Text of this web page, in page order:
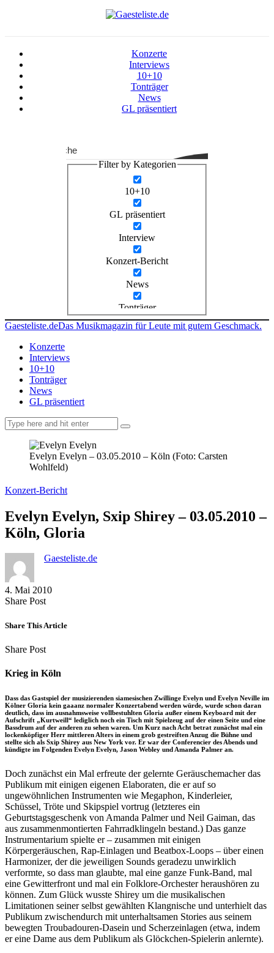
Konzerte
Interviews
10+10
Tonträger
News
GL präsentiert
Suche
Filter by Kategorien
10+10
GL präsentiert
Interview
Konzert-Bericht
News
Tonträger
Gaesteliste.deDas Musikmagazin für Leute mit gutem Geschmack.
Konzerte
Interviews
10+10
Tonträger
News
GL präsentiert
Evelyn Evelyn – 03.05.2010 – Köln (Foto: Carsten
Wohlfeld)
Konzert-Bericht
Evelyn Evelyn, Sxip Shirey – 03.05.2010 –
Köln, Gloria
Gaesteliste.de
4. Mai 2010
Share PostShare
Facebook
Copy
to
Send
via
Share This Article
Share PostShare
Facebook
Copy
to
Send
via
Krieg in Köln
Dass das Gastspiel der musizierenden siamesischen Zwillinge Evelyn und Evelyn Neville im
Kölner Gloria kein gaaanz normaler Konzertabend werden würde, wurde schon daran
deutlich, dass im ausnahmsweise vollbestuhlten Gloria außer einem Keyboard mit der
Aufschrift „Kurtweill“ lediglich noch ein Tisch mit Spielzeug auf der einen Seite und eine
Bassdrum auf der anderen zu sehen waren. Um Kurz nach Acht betrat zunächst mal ein
lockenköpfiger Herr mittleren Alters in einem grob gestreiften Anzug die Bühne und
stellte sich als Sxip Shirey aus New York vor. Er war der Conferencier des Abends und
kündigte im Folgenden Evelyn Evelyn, Jason Webley und Amanda Palmer an.
Doch zunächst ein Mal erfreute der gelernte Geräuschemacher das
Publikum mit einigen eigenen Elaboraten, die er auf so
ungewöhnlichen Instrumenten wie Megaphon, Kinderleier,
Schüssel, Tröte und Skipspiel vortrug (letzteres ein
Geburtstagsgeschenk von Amanda Palmer und Neil Gaiman, das
aus zusammenmontierten Fahrradklingeln bestand.) Das ganze
Instrumentarium spielte er – zusammen mit einigen
Körpergeräuschen, Rap-Einlagen und Beatbox-Loops – über einen
Harmonizer, der die jeweiligen Sounds geradezu unwirklich
verformte, so dass man glaubte, mal eine ganze Funk-Band, mal
eine Gewitterfront und mal ein Folklore-Orchester heraushören zu
können. Zum Glück wusste Shirey um die musikalischen
Limitationen seiner selbst gewählten Klangnische und unterhielt das
Publikum zwischendurch mit unterhaltsamen Stories aus seinem
bewegten Troubadouren-Dasein und Scherzeinlagen (etwa, indem
er eine Dame aus dem Publikum als Glöckchen-Spielerin anlernte).